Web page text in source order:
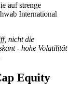
auf strenge
International
nicht die
- hohe Volatilität
Equity